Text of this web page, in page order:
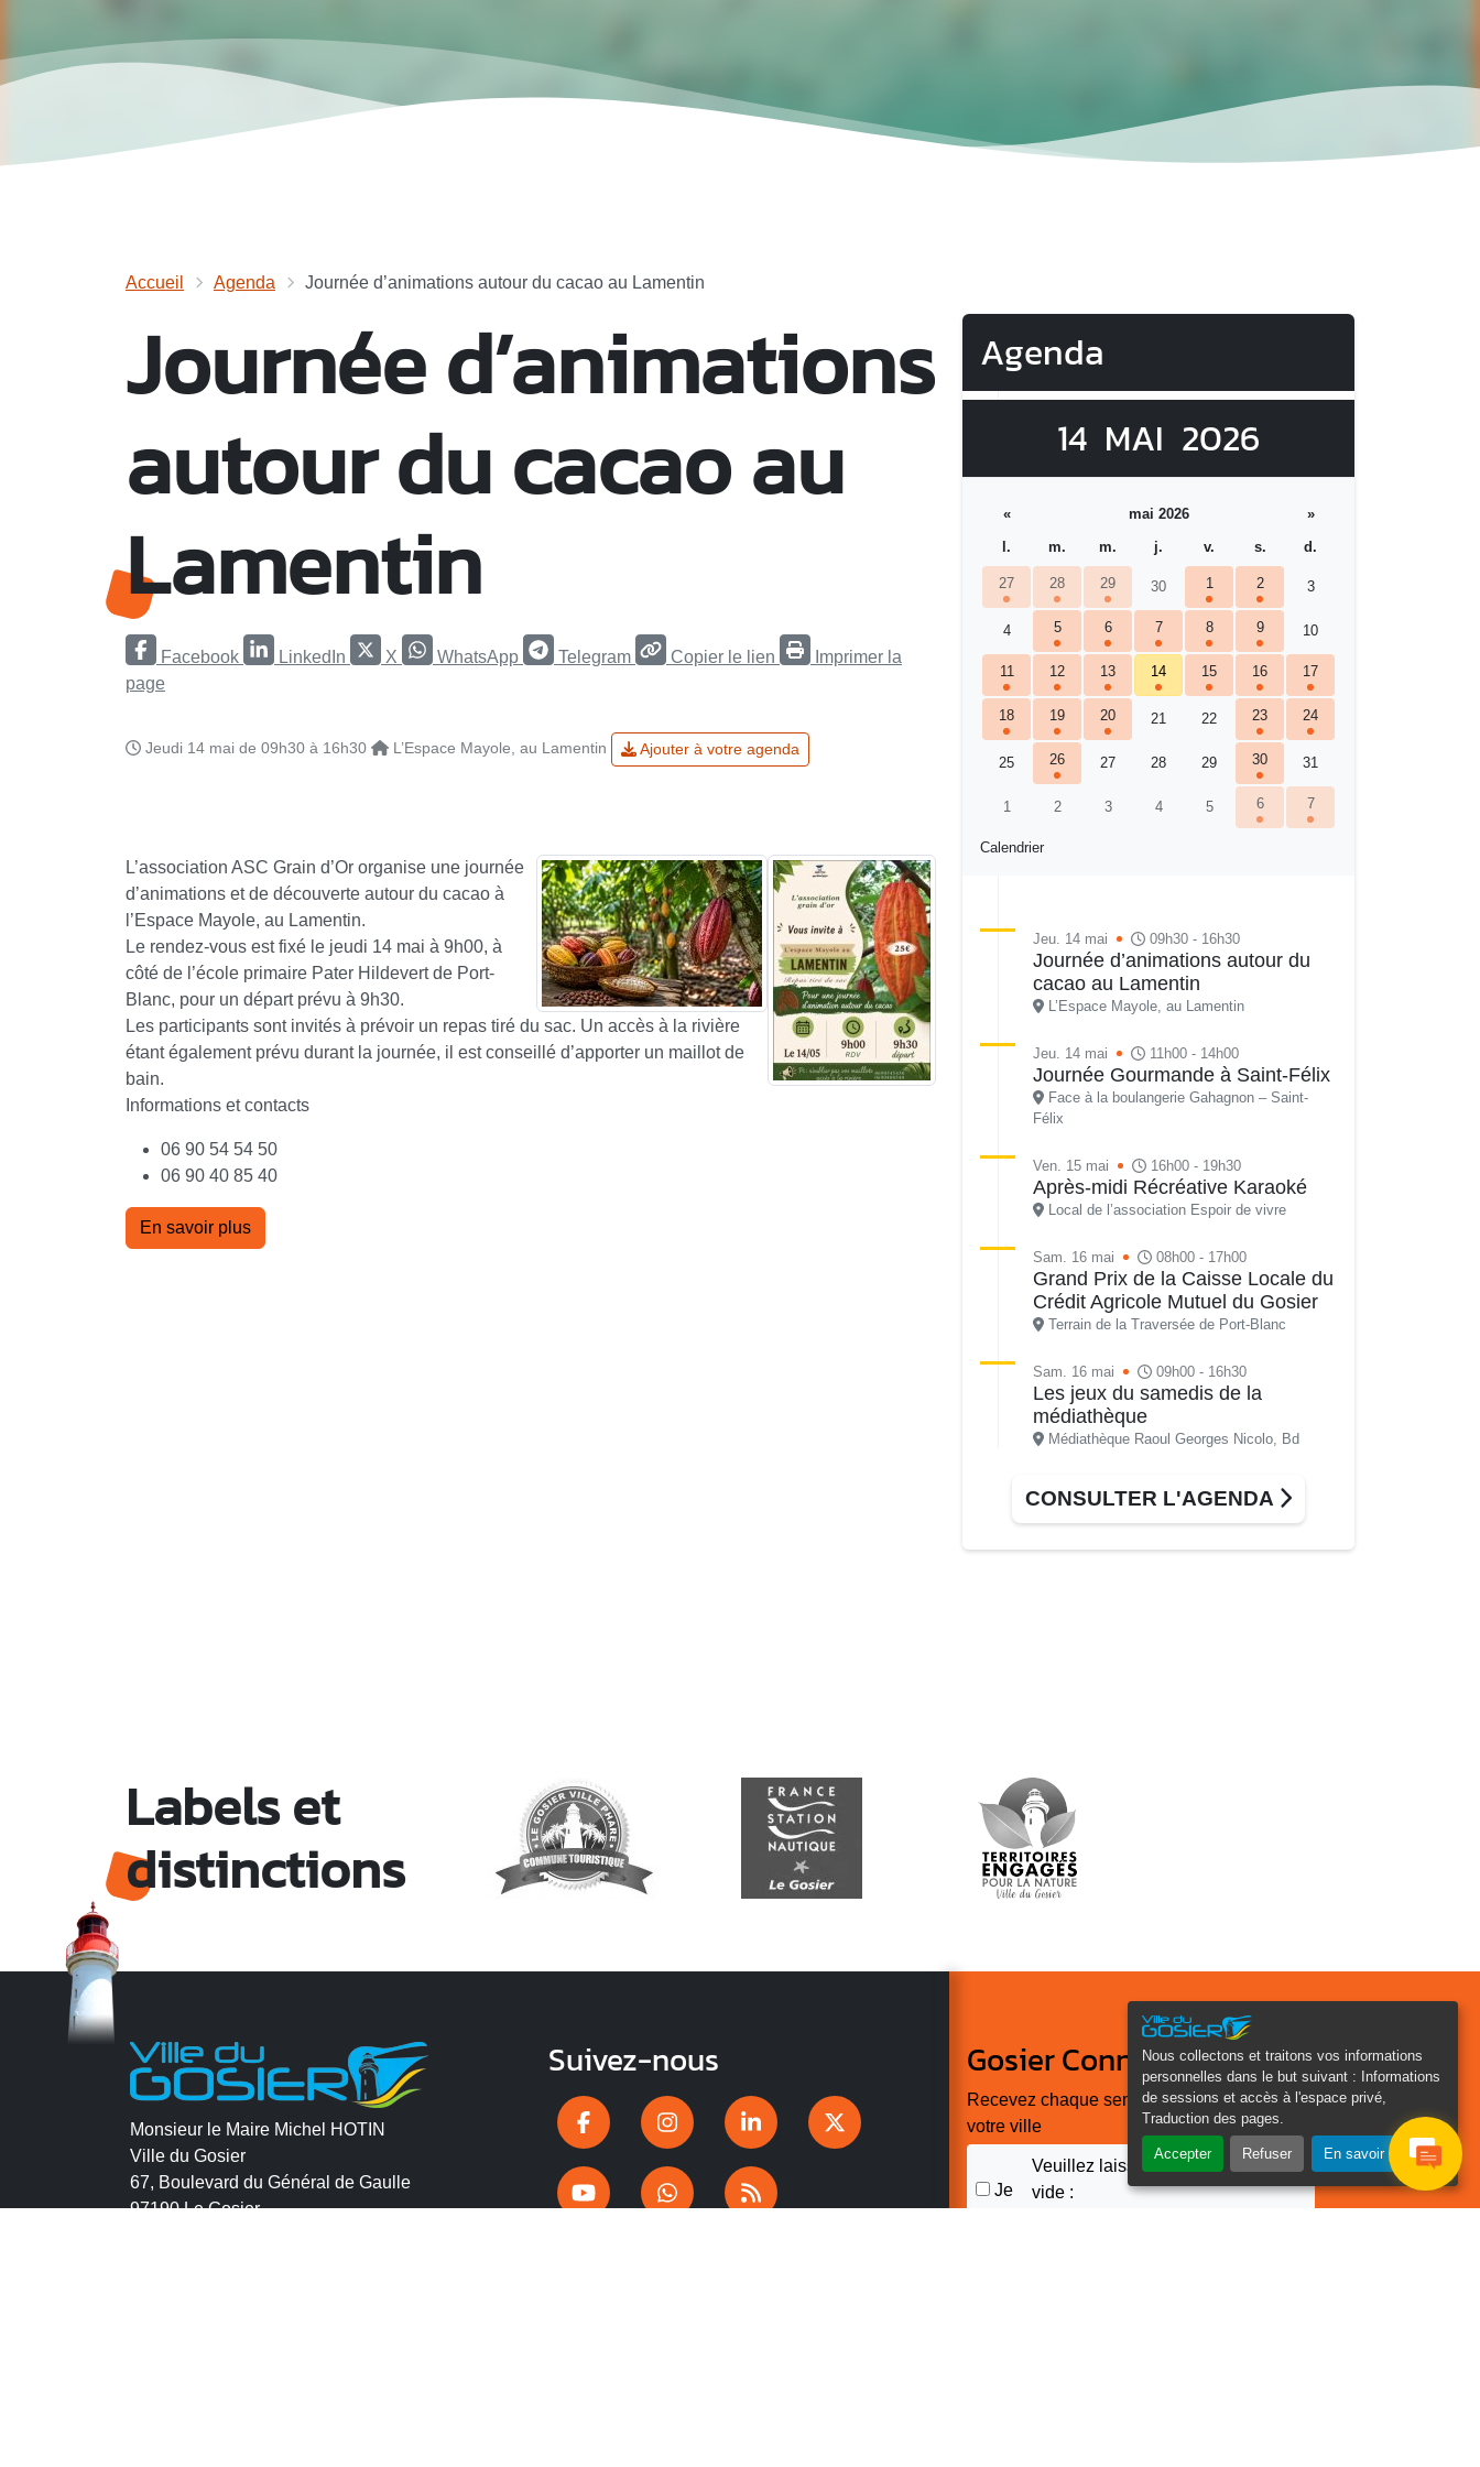
Nous collectons et traitons vos informations
personnelles dans le but suivant :
Informations
de sessions et accès à l'espace privé,
Traduction des pages
Accepter Refuser En savoir plus
Accueil Agenda Journée d’animations autour du cacao au Lamentin
Journée d’animations
autour du cacao au
Lamentin
Facebook LinkedIn X WhatsApp Telegram Copier le lien
Imprimer la
page
Jeudi 14 mai de 09h30 à 16h30 L’Espace Mayole, au Lamentin Ajouter à votre agenda
L’association ASC Grain d’Or organise une journée
d’animations et de découverte autour du cacao à
l’Espace Mayole, au Lamentin.
Le rendez-vous est fixé le jeudi 14 mai à 9h00, à
côté de l’école primaire Pater Hildevert de Port-
Blanc, pour un départ prévu à 9h30.
Les participants sont invités à prévoir un repas tiré du sac. Un accès à la rivière
étant également prévu durant la journée, il est conseillé d’apporter un maillot de
bain.
Informations et contacts
06 90 54 54 50
06 90 40 85 40
En savoir plus
Agenda
14 MAI 2026
Calendrier
« mai 2026
»
l.
m. m. j. v. s. d.
27 28 29 30 1 2 3
4 5 6 7 8 9 10
11 12 13 14 15 16 17
18 19 20 21 22 23 24
25 26 27 28 29 30 31
1 2 3 4 5 6 7
Jeu. 14 mai 09h30 - 16h30
Journée d’animations autour du
cacao au Lamentin
L’Espace Mayole, au Lamentin
Jeu. 14 mai 11h00 - 14h00
Journée Gourmande à Saint-Félix
Face à la boulangerie Gahagnon – Saint-
Félix
Ven. 15 mai 16h00 - 19h30
Après-midi Récréative Karaoké
Local de l’association Espoir de vivre
Sam. 16 mai 08h00 - 17h00
Grand Prix de la Caisse Locale du
Crédit Agricole Mutuel du Gosier
Terrain de la Traversée de Port-Blanc
Sam. 16 mai 09h00 - 16h30
Les jeux du samedis de la
médiathèque
Médiathèque Raoul Georges Nicolo, Bd
CONSULTER L'AGENDA
Labels et
distinctions
Monsieur le Maire Michel HOTIN
Ville du Gosier
67, Boulevard du Général de Gaulle
97190 Le Gosier
Suivez-nous Gosier Connecté
Recevez chaque semaine l'actualité de
votre ville
Je
Veuillez laisser ce champ
vide :